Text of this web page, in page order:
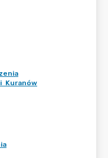
Kuranów